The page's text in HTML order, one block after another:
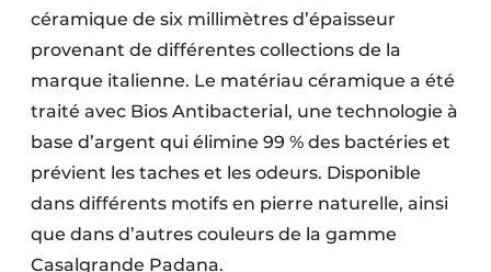
céramique de six millimètres d’épaisseur
provenant de différentes collections de la
marque italienne. Le matériau céramique a été
traité avec Bios Antibacterial, une technologie à
base d’argent qui élimine 99 % des bactéries et
prévient les taches et les odeurs. Disponible
dans différents motifs en pierre naturelle, ainsi
que dans d’autres couleurs de la gamme
Casalgrande Padana.